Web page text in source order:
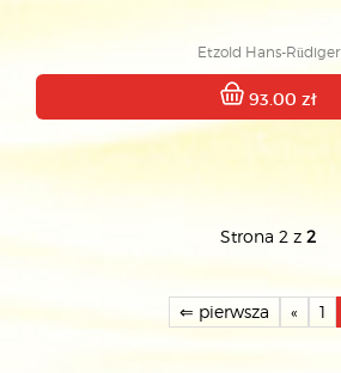
Etzold Hans-Rüdiger
93.00 zł
Strona 2 z 2
⇐ pierwsza « 1